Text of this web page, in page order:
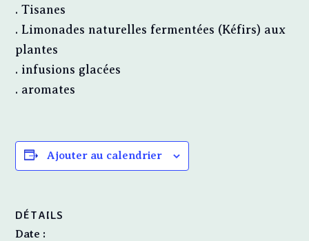
. Tisanes
. Limonades naturelles fermentées (Kéfirs) aux
plantes
. infusions glacées
. aromates
Ajouter au calendrier
DÉTAILS
Date :